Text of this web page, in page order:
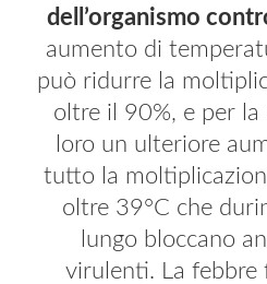
dell’organismo
aumento di
può ridurre la
oltre il 90%, e per
loro un ulteriore
tutto la
oltre 39°C che
lungo bloccano
virulenti. La febbre